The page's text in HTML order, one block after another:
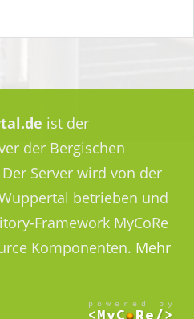
ist der
der Bergischen
Server wird von der
betrieben und
Framework MyCoRe
Komponenten. Mehr